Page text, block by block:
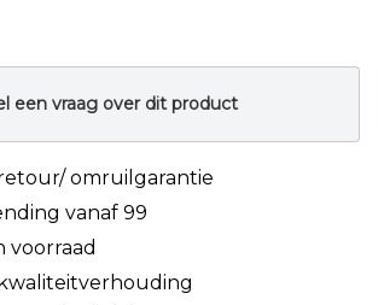
een vraag over dit product
omruilgarantie
vanaf 99
voorraad